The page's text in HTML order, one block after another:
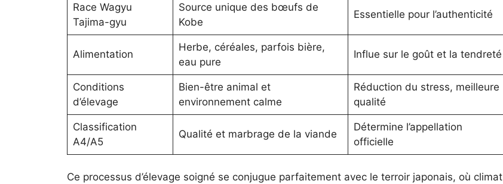
Race Wagyu
Tajima-gyu
Source unique des bœufs de
Kobe
Essentielle pour l’authenticité
Alimentation
Herbe, céréales, parfois bière,
eau pure
Influe sur le goût et la tendreté
Conditions
d’élevage
Bien-être animal et
environnement calme
Réduction du stress, meilleure
qualité
Classification
A4/A5
Qualité et marbrage de la viande
Détermine l’appellation
officielle
Ce processus d’élevage soigné se conjugue parfaitement avec le terroir japonais, où climat